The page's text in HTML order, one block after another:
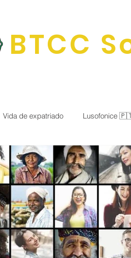
BTCC
Vida de expatriado Lusofonice
🇧🇷 BTCC Social
Cultura e Sociedade